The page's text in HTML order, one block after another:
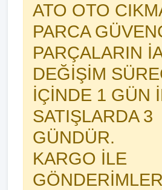
ATO OTO
PARCA
PARÇALARIN
DEĞİŞİM
İÇİNDE 1 GÜN
SATIŞLARDA 3
GÜNDÜR.
KARGO İLE